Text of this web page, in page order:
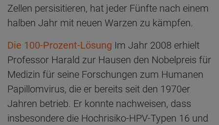
Zellen persisitieren, hat jeder Fünfte nach einem
halben Jahr mit neuen Warzen zu kämpfen.
Die 100-Prozent-Lösung Im Jahr 2008 erhielt
Professor Harald zur Hausen den Nobelpreis für
Medizin für seine Forschungen zum Humanen
Papillomvirus, die er bereits seit den 1970er
Jahren betrieb. Er konnte nachweisen, dass
insbesondere die Hochrisiko-HPV-​Typen 16 und